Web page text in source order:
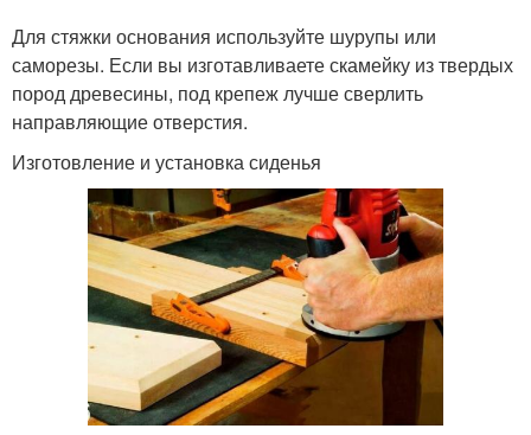
Для стяжки основания используйте шурупы или
саморезы. Если вы изготавливаете скамейку из твердых
пород древесины, под крепеж лучше сверлить
направляющие отверстия.
Изготовление и установка сиденья